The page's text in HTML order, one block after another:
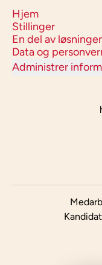
Hjem
Stillinger
En del av
Data og
Administrer